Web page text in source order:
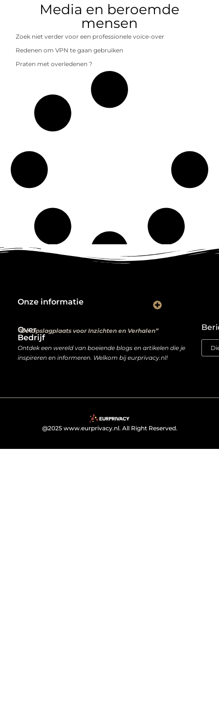
Media en beroemde
mensen
Zoek niet verder voor een professionele voice-over
Redenen om VPN te gaan gebruiken
Praten met overledenen ?
Over
Bedrijf
“De Opslagplaats voor Inzichten en Verhalen”
Ontdek een wereld van boeiende blogs en artikelen die je
inspireren en informeren. Welkom bij eurprivacy.nl!
Onze informatie
@2025 www.eurprivacy.nl. All Right Reserved.